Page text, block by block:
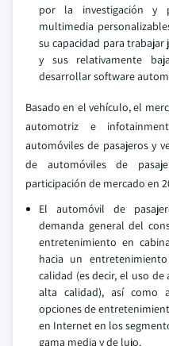
por la investigación y
multimedia
su capacidad para
y sus relativamente
desarrollar software
Basado en el vehículo, el
automotriz e
automóviles de pasajeros y
de automóviles de
participación de mercado en
El automóvil de
demanda general del
entretenimiento en
hacia un
calidad (es decir, el uso
alta calidad), así como
opciones de
en Internet en los
gama media y de lujo.